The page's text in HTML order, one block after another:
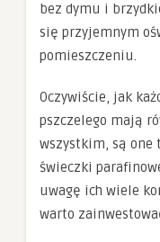
bez dymu i
się przyjemnym
pomieszczeniu.
Oczywiście, jak
pszczelego mają
wszystkim, są one
świeczki
uwagę ich wiele
warto